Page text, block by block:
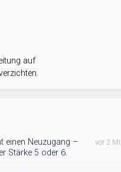
auf
einen Neuzugang –
Stärke 5 oder 6.
vor 2